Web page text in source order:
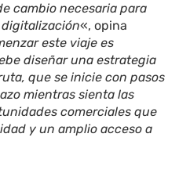
cambio necesaria para
«, opina
este viaje es
diseñar una estrategia
que se inicie con pasos
mientras sienta las
comerciales que
y un amplio acceso a